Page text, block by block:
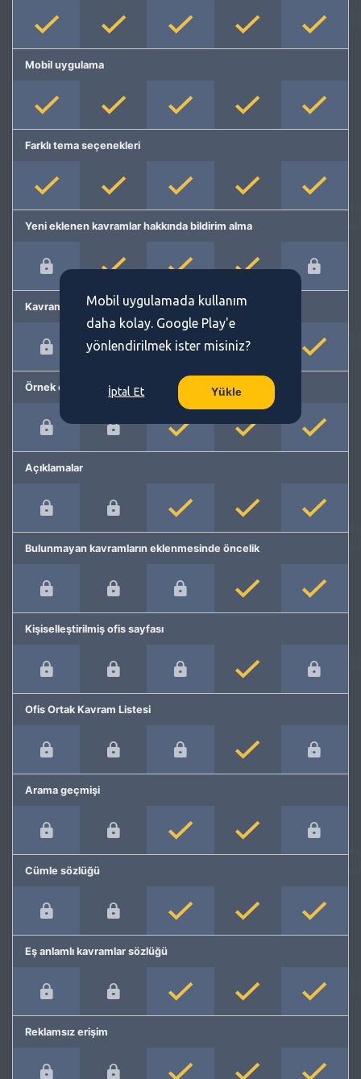
Mobil uygulama
Farklı tema seçenekleri
Yeni eklenen kavramlar hakkında bildirim alma
Kavram önerme
Örnek cümleler
Açıklamalar
Bulunmayan kavramların eklenmesinde öncelik
Kişiselleştirilmiş ofis sayfası
Ofis Ortak Kavram Listesi
Arama geçmişi
Cümle sözlüğü
Eş anlamlı kavramlar sözlüğü
Reklamsız erişim
Mobil uygulamada kullanım
daha kolay. Google Play'e
yönlendirilmek ister misiniz?
İptal Et Yükle